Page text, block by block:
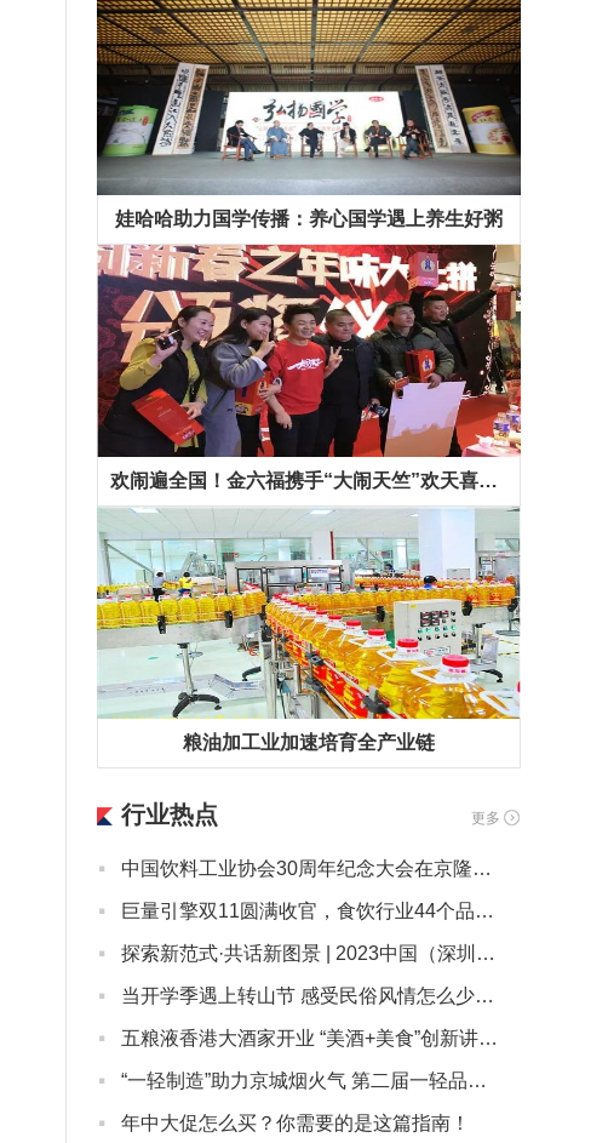
娃哈哈助力国学传播：养心国学遇上养生好粥
欢闹遍全国！金六福携手“大闹天竺”欢天喜地拜早年！
粮油加工业加速培育全产业链
行业热点 更多
· 中国饮料工业协会30周年纪念大会在京隆重召开，康师傅受邀参会
· 巨量引擎双11圆满收官，食饮行业44个品牌GMV超千万
· 探索新范式·共话新图景 | 2023中国（深圳）新茶饮大会顺利启幕
· 当开学季遇上转山节 感受民俗风情怎么少的了金口健防蛀漱口水
· 五粮液香港大酒家开业 “美酒+美食”创新讲好中国白酒故事
· “一轻制造”助力京城烟火气 第二届一轻品牌嘉年华拉开帷幕
· 年中大促怎么买？你需要的是这篇指南！